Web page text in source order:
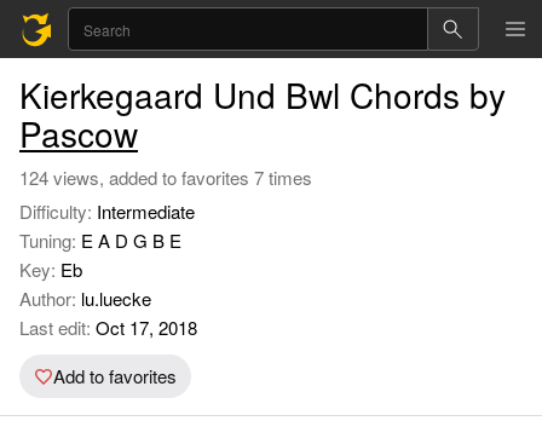
Kierkegaard Und Bwl Chords by
Pascow
124 views, added to favorites 7 times
Difficulty: Intermediate
Tuning: E A D G B E
Key: Eb
Author: lu.luecke
Last edit: Oct 17, 2018
Add to favorites